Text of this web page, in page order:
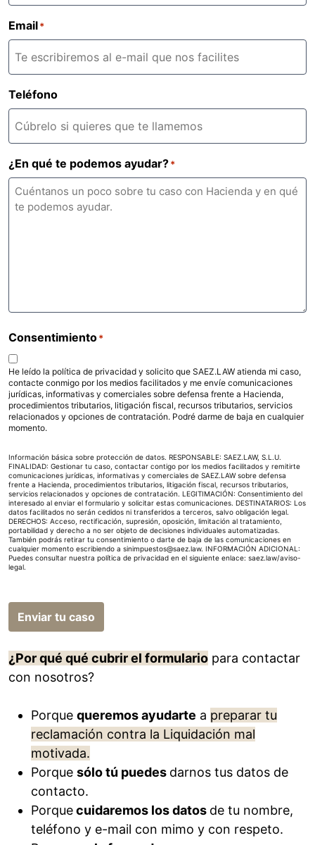
Email*
Teléfono
¿En qué te podemos ayudar?*
Consentimiento*
He leído la política de privacidad y solicito que SAEZ.LAW atienda mi caso,
contacte conmigo por los medios facilitados y me envíe comunicaciones
jurídicas, informativas y comerciales sobre defensa frente a Hacienda,
procedimientos tributarios, litigación fiscal, recursos tributarios, servicios
relacionados y opciones de contratación. Podré darme de baja en cualquier
momento.
Información básica sobre protección de datos. RESPONSABLE: SAEZ.LAW, S.L.U.
FINALIDAD: Gestionar tu caso, contactar contigo por los medios facilitados y remitirte
comunicaciones jurídicas, informativas y comerciales de SAEZ.LAW sobre defensa
frente a Hacienda, procedimientos tributarios, litigación fiscal, recursos tributarios,
servicios relacionados y opciones de contratación. LEGITIMACIÓN: Consentimiento del
interesado al enviar el formulario y solicitar estas comunicaciones. DESTINATARIOS: Los
datos facilitados no serán cedidos ni transferidos a terceros, salvo obligación legal.
DERECHOS: Acceso, rectificación, supresión, oposición, limitación al tratamiento,
portabilidad y derecho a no ser objeto de decisiones individuales automatizadas.
También podrás retirar tu consentimiento o darte de baja de las comunicaciones en
cualquier momento escribiendo a sinimpuestos@saez.law. INFORMACIÓN ADICIONAL:
Puedes consultar nuestra política de privacidad en el siguiente enlace: saez.law/aviso-
legal.
Enviar tu caso
¿Por qué qué cubrir el formulario para contactar
con nosotros?
Porque queremos ayudarte a preparar tu
reclamación contra la Liquidación mal
motivada.
Porque sólo tú puedes darnos tus datos de
contacto.
Porquecuidaremos los datos de tu nombre,
teléfono y e-mail con mimo y con respeto.